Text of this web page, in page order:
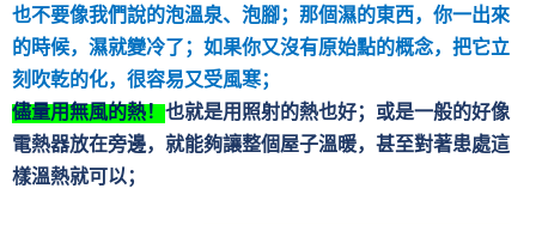
也不要像我們說的泡溫泉、泡腳；那個濕的東西，你一出來
的時候，濕就變冷了；如果你又沒有原始點的概念，把它立
刻吹乾的化，很容易又受風寒；
儘量用無風的熱！也就是用照射的熱也好；或是一般的好像
電熱器放在旁邊，就能夠讓整個屋子溫暖，甚至對著患處這
樣溫熱就可以；